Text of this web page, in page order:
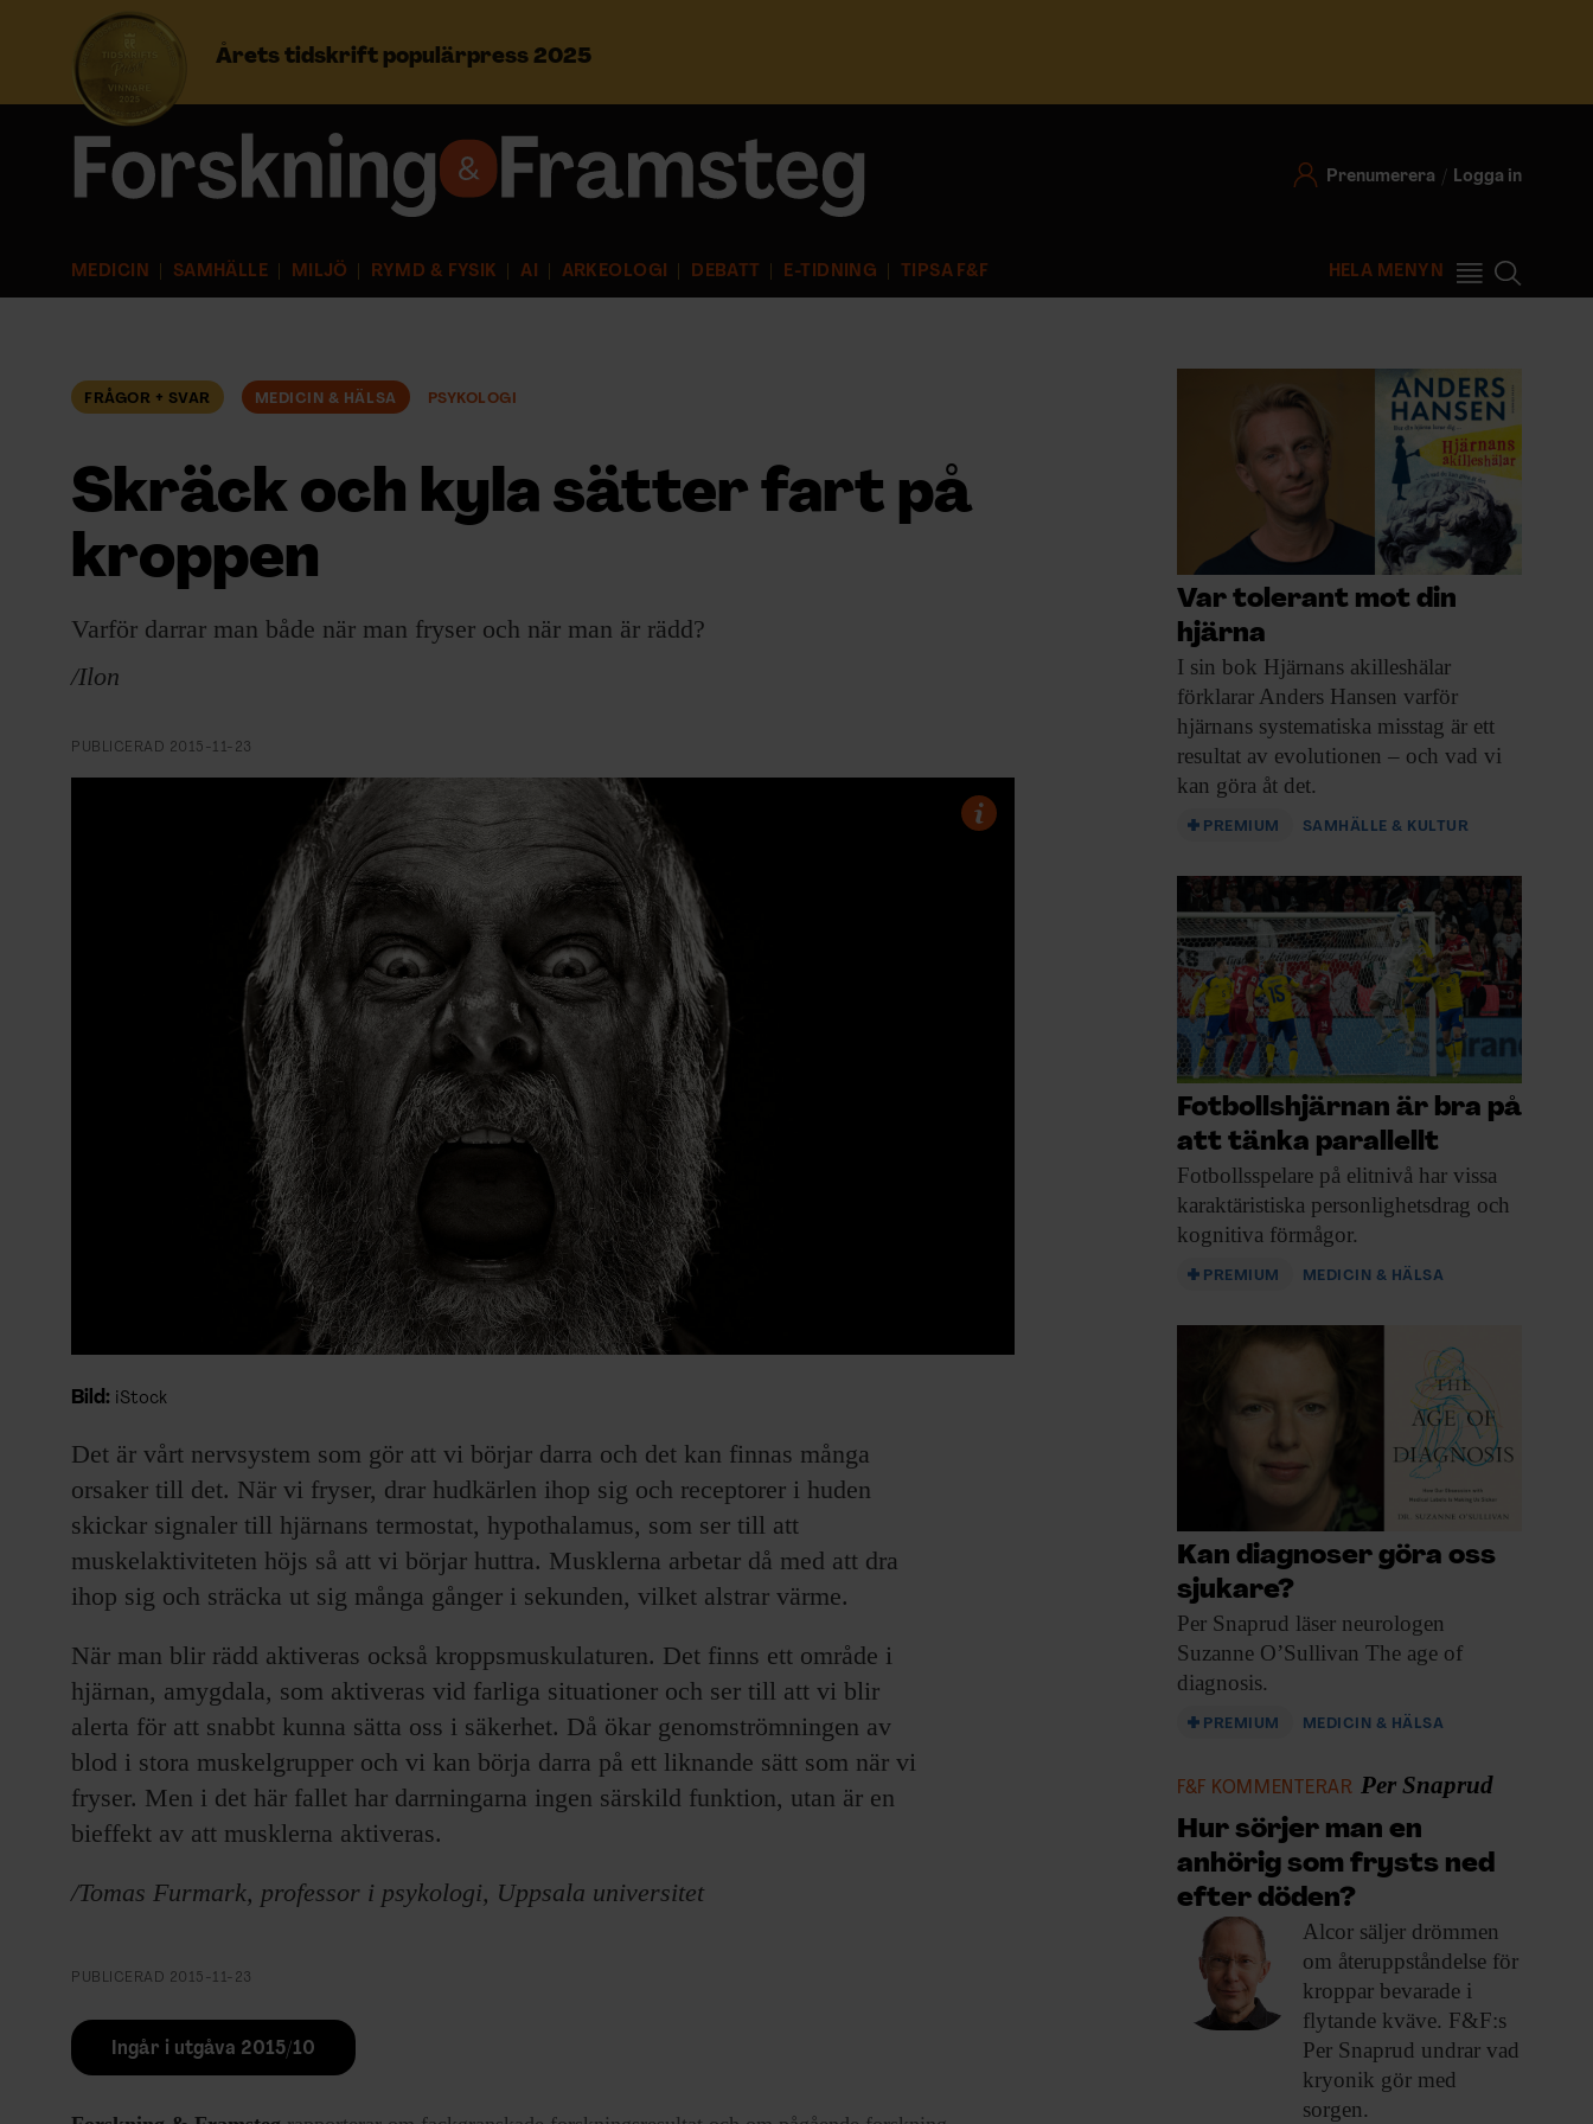
Årets tidskrift populärpress 2025
Prenumerera Logga in
MEDICIN SAMHÄLLE MILJÖ RYMD & FYSIK AI ARKEOLOGI DEBATT E-TIDNING TIPSA F&F HELA MENYN
r
Prenumerera
NYHETSBREV
ARKIV & E-TIDNING
LYSSNA/PODD
EVENEMANG & RESOR
SHOP
SKRIV I F&F
PRENUMERERA PÅ F&F
ANNONSERA I F&F
FRÅGOR + SVAR MEDICIN & HÄLSA PSYKOLOGI
Skräck och kyla sätter fart på
kroppen
Varför darrar man både när man fryser och när man är rädd?
/Ilon
PUBLICERAD 2015-11-23
Bild: iStock
Det är vårt nervsystem som gör att vi börjar darra och det kan finnas många
orsaker till det. När vi fryser, drar hudkärlen ihop sig och receptorer i huden
skickar signaler till hjärnans termostat, hypothalamus, som ser till att
muskelaktiviteten höjs så att vi börjar huttra. Musklerna arbetar då med att dra
ihop sig och sträcka ut sig många gånger i sekunden, vilket alstrar värme.
När man blir rädd aktiveras också kroppsmuskulaturen. Det finns ett område i
hjärnan, amygdala, som aktiveras vid farliga situationer och ser till att vi blir
alerta för att snabbt kunna sätta oss i säkerhet. Då ökar genomströmningen av
blod i stora muskelgrupper och vi kan börja darra på ett liknande sätt som när vi
fryser. Men i det här fallet har darrningarna ingen särskild funktion, utan är en
bieffekt av att musklerna aktiveras.
/Tomas Furmark, professor i psykologi, Uppsala universitet
PUBLICERAD 2015-11-23
Ingår i utgåva 2015/10
Var tolerant mot din
hjärna
I sin bok Hjärnans akilleshälar
förklarar Anders Hansen varför
hjärnans systematiska misstag är ett
resultat av evolutionen – och vad vi
kan göra åt det.
PREMIUM SAMHÄLLE & KULTUR
Fotbollshjärnan är bra på
att tänka parallellt
Fotbollsspelare på elitnivå har vissa
karaktäristiska personlighetsdrag och
kognitiva förmågor.
PREMIUM MEDICIN & HÄLSA
Kan diagnoser göra oss
sjukare?
Per Snaprud läser neurologen
Suzanne O’Sullivan The age of
diagnosis.
PREMIUM MEDICIN & HÄLSA
F&F KOMMENTERAR Per Snaprud
Hur sörjer man en
anhörig som frysts ned
efter döden?
Alcor säljer drömmen
om återuppståndelse för
kroppar bevarade i
flytande kväve. F&F:s
Per Snaprud undrar vad
kryonik gör med
sorgen.